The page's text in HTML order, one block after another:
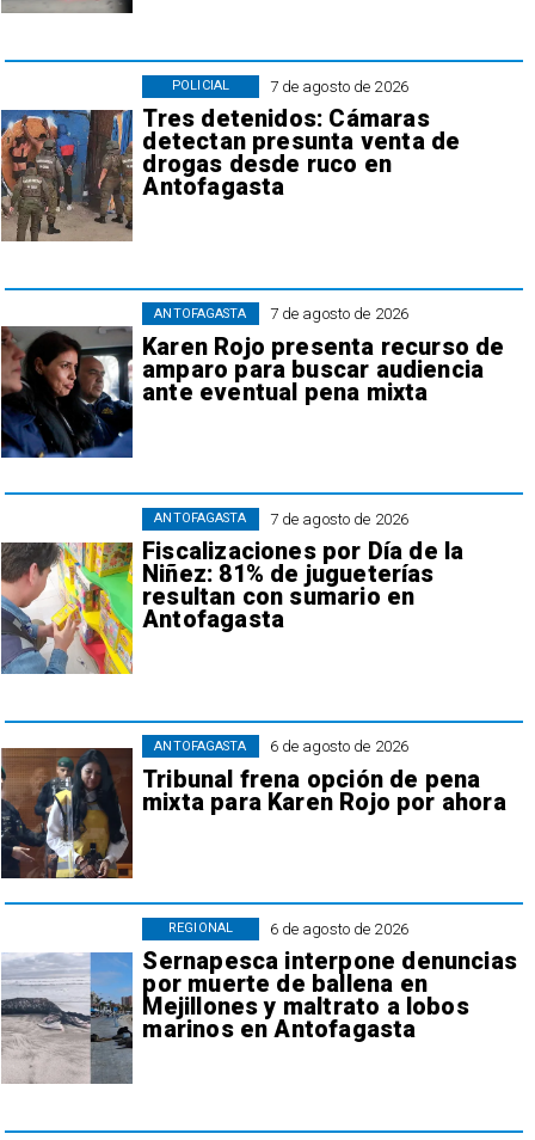
7 de agosto de 2026
Tres detenidos: Cámaras
detectan presunta venta de
drogas desde ruco en
Antofagasta
POLICIAL
7 de agosto de 2026
Karen Rojo presenta recurso de
amparo para buscar audiencia
ante eventual pena mixta
ANTOFAGASTA
7 de agosto de 2026
Fiscalizaciones por Día de la
Niñez: 81% de jugueterías
resultan con sumario en
Antofagasta
ANTOFAGASTA
6 de agosto de 2026
Tribunal frena opción de pena
mixta para Karen Rojo por ahora
ANTOFAGASTA
6 de agosto de 2026
Sernapesca interpone denuncias
por muerte de ballena en
Mejillones y maltrato a lobos
marinos en Antofagasta
REGIONAL